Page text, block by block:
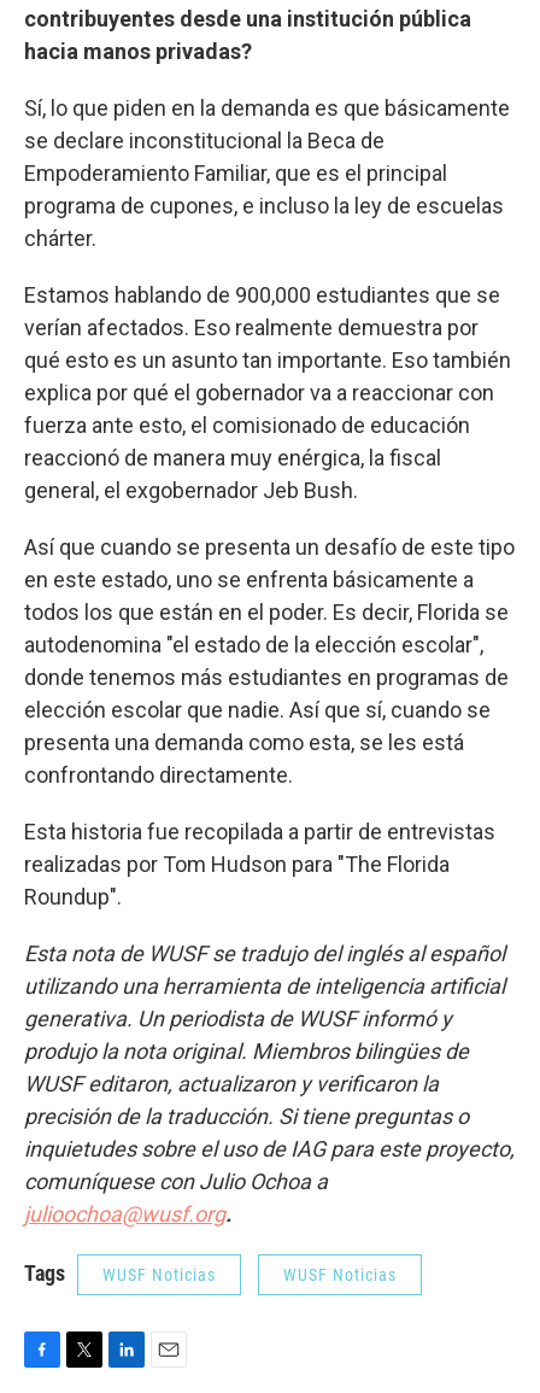
contribuyentes desde una institución pública
hacia manos privadas?
Sí, lo que piden en la demanda es que básicamente
se declare inconstitucional la Beca de
Empoderamiento Familiar, que es el principal
programa de cupones, e incluso la ley de escuelas
chárter.
Estamos hablando de 900,000 estudiantes que se
verían afectados. Eso realmente demuestra por
qué esto es un asunto tan importante. Eso también
explica por qué el gobernador va a reaccionar con
fuerza ante esto, el comisionado de educación
reaccionó de manera muy enérgica, la fiscal
general, el exgobernador Jeb Bush.
Así que cuando se presenta un desafío de este tipo
en este estado, uno se enfrenta básicamente a
todos los que están en el poder. Es decir, Florida se
autodenomina "el estado de la elección escolar",
donde tenemos más estudiantes en programas de
elección escolar que nadie. Así que sí, cuando se
presenta una demanda como esta, se les está
confrontando directamente.
Esta historia fue recopilada a partir de entrevistas
realizadas por Tom Hudson para "The Florida
Roundup".
Esta nota de WUSF se tradujo del inglés al español
utilizando una herramienta de inteligencia artificial
generativa. Un periodista de WUSF informó y
produjo la nota original. Miembros bilingües de
WUSF editaron, actualizaron y verificaron la
precisión de la traducción. Si tiene preguntas o
inquietudes sobre el uso de IAG para este proyecto,
comuníquese con Julio Ochoa a
julioochoa@wusf.org.
Tags WUSF Noticias WUSF Noticias